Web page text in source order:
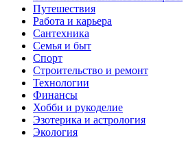
Путешествия
Работа и карьера
Сантехника
Семья и быт
Спорт
Строительство и ремонт
Технологии
Финансы
Хобби и рукоделие
Эзотерика и астрология
Экология